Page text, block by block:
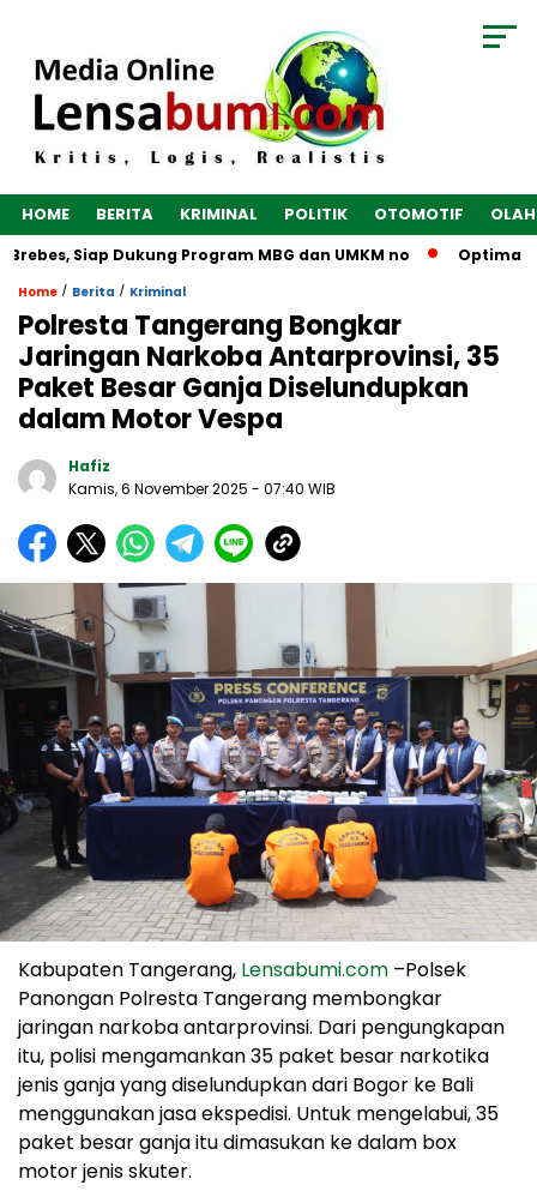
HOME BERITA KRIMINAL POLITIK OTOMOTIF
Siap Dukung Program MBG dan UMKM no Optimalkan
Home / Berita / Kriminal
Polresta Tangerang Bongkar
Jaringan Narkoba Antarprovinsi, 35
Paket Besar Ganja Diselundupkan
dalam Motor Vespa
Hafiz
Kamis, 6 November 2025 - 07:40 WIB
Kabupaten Tangerang, Lensabumi.com –Polsek
Panongan Polresta Tangerang membongkar
jaringan narkoba antarprovinsi. Dari pengungkapan
itu, polisi mengamankan 35 paket besar narkotika
jenis ganja yang diselundupkan dari Bogor ke Bali
menggunakan jasa ekspedisi. Untuk mengelabui, 35
paket besar ganja itu dimasukan ke dalam box
motor jenis skuter.